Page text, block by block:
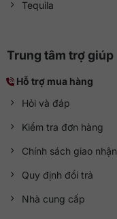
Tequila
Trung tâm trợ giúp
Hỗ trợ mua hàng
Hỏi và đáp
Kiểm tra đơn hàng
Chính sách giao nhận
Quy định đổi trả
Nhà cung cấp